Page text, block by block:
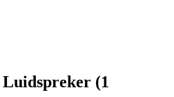
(1